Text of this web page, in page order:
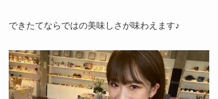
できたてならではの美味しさが味わえます♪